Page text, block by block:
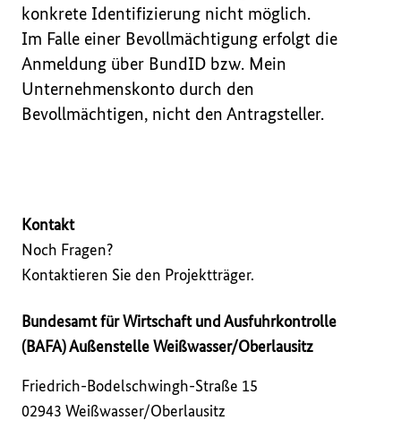
konkrete Identifizierung nicht möglich.
Im Falle einer Bevollmächtigung erfolgt die
Anmeldung über BundID bzw. Mein
Unternehmenskonto durch den
Bevollmächtigen, nicht den Antragsteller.
Kontakt
Noch Fragen?
Kontaktieren Sie den Projektträger.
Bundesamt für Wirtschaft und Ausfuhrkontrolle
(BAFA) Außenstelle Weißwasser/Oberlausitz
Friedrich-Bodelschwingh-Straße 15
02943 Weißwasser/Oberlausitz